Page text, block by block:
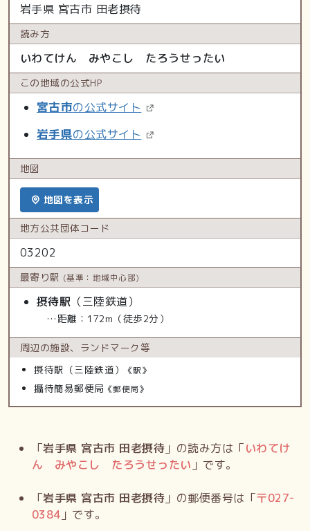
岩手県 宮古市 田老摂待
読み方
いわてけん みやこし たろうせったい
この地域の公式HP
宮古市の公式サイト
岩手県の公式サイト
地図
地図を表示
地方公共団体コード
03202
最寄り駅 (基準：地域中心部)
摂待駅 （三陸鉄道）
…距離：172m（徒歩2分）
周辺の施設、 ランドマーク等
摂待駅（三陸鉄道）
《駅》
攝待簡易郵便局 《郵便局》
「岩手県 宮古市 田老摂待 」の読み方は「いわてけ
ん みやこし たろうせったい 」です。
「岩手県 宮古市 田老摂待 」の郵便番号は「〒027-
0384 」です。